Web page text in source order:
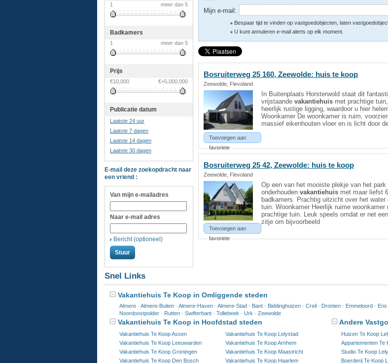
1
meer dan 5
Badkamers
1
meer dan 5
Prijs
€10,000
€+5,000,000
Publicatie datum
Laatste 24 uur
Laatste 7 dagen
Laatste 14 dagen
Laatste 30 dagen
E-mail deze zoekopdracht naar
een vriend :
Van mijn e-mailadres
Naar e-mail adres
Bericht (optioneel)
Mijn e-mail:
Bespaar tijd te vinden op vastgoedobjecten, laten
U kunt annuleren e-mail alerts op elk moment.
Bosruiterweg 25 160, Zeewolde: huis te koop
Zeewolde, Flevoland
Toevoegen aan
favoriete
In Buitenplaats Horsterwold staat dit
vrijstaandevakantiehuis met prachtige
heerlijk rustige ligging, waardoor u hier
Woonkamer De woonkamer is ruim,
massief eikenhouten vloer en is licht door
Bosruiterweg 25 42, Zeewolde: huis te koop
Zeewolde, Flevoland
Toevoegen aan
favoriete
Op een van het mooiste plekje van het
onderhoudenvakantiehuis met maar liefst
badkamers. Prachtig uitzicht over het water
tuin. Woonkamer Heerlijk ruime
prachtige tuin. Leuk speels omdat er net
zitje om bijvoorbeeld
Snel Links
Vakantiehuis Te Koop in Omliggende steden
Almere - Almere-Buiten - Almere-Haven - Almere-Stad - Bant - Biddinghuizen - Creil - Dronten - Emmeloord - Ens
Noordoostpolder - Rutten - Swifterbant - Tollebeek - Urk - Zeewolde
Vakantiehuis Te Koop in Hoofdstad steden
Vakantiehuis Te Koop Assen
Vakantiehuis Te Koop Lelystad
Vakantiehuis Te Koop Leeuwarden
Vakantiehuis Te Koop Arnhem
Vakantiehuis Te Koop Groningen
Vakantiehuis Te Koop Maastricht
Vakantiehuis Te Koop Den Bosch
Vakantiehuis Te Koop Haarlem
Andere
Huizen Te Koop
Appartementen Te
Studio Te Koop
Boerderij Te Koop